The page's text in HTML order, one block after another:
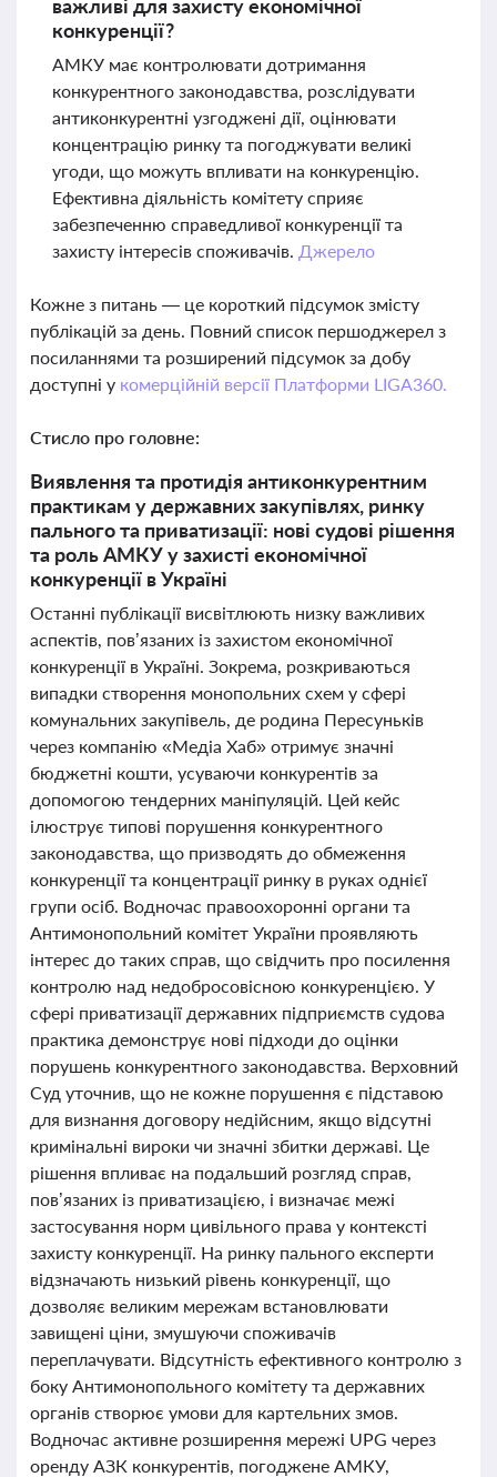
важливі для захисту економічної
конкуренції?
АМКУ має контролювати дотримання
конкурентного законодавства, розслідувати
антиконкурентні узгоджені дії, оцінювати
концентрацію ринку та погоджувати великі
угоди, що можуть впливати на конкуренцію.
Ефективна діяльність комітету сприяє
забезпеченню справедливої конкуренції та
захисту інтересів споживачів. Джерело
Кожне з питань — це короткий підсумок змісту
публікацій за день. Повний список першоджерел з
посиланнями та розширений підсумок за добу
доступні у комерційній версії Платформи LIGA360.
Стисло про головне:
Виявлення та протидія антиконкурентним
практикам у державних закупівлях, ринку
пального та приватизації: нові судові рішення
та роль АМКУ у захисті економічної
конкуренції в Україні
Останні публікації висвітлюють низку важливих
аспектів, пов’язаних із захистом економічної
конкуренції в Україні. Зокрема, розкриваються
випадки створення монопольних схем у сфері
комунальних закупівель, де родина Пересуньків
через компанію «Медіа Хаб» отримує значні
бюджетні кошти, усуваючи конкурентів за
допомогою тендерних маніпуляцій. Цей кейс
ілюструє типові порушення конкурентного
законодавства, що призводять до обмеження
конкуренції та концентрації ринку в руках однієї
групи осіб. Водночас правоохоронні органи та
Антимонопольний комітет України проявляють
інтерес до таких справ, що свідчить про посилення
контролю над недобросовісною конкуренцією. У
сфері приватизації державних підприємств судова
практика демонструє нові підходи до оцінки
порушень конкурентного законодавства. Верховний
Суд уточнив, що не кожне порушення є підставою
для визнання договору недійсним, якщо відсутні
кримінальні вироки чи значні збитки державі. Це
рішення впливає на подальший розгляд справ,
пов’язаних із приватизацією, і визначає межі
застосування норм цивільного права у контексті
захисту конкуренції. На ринку пального експерти
відзначають низький рівень конкуренції, що
дозволяє великим мережам встановлювати
завищені ціни, змушуючи споживачів
переплачувати. Відсутність ефективного контролю з
боку Антимонопольного комітету та державних
органів створює умови для картельних змов.
Водночас активне розширення мережі UPG через
оренду АЗК конкурентів, погоджене АМКУ,